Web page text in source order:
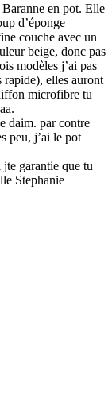
en pot. Elle
d’éponge
couche avec un
beige, donc pas
modèles j’ai pas
rapide), elles auront
microfibre tu
daim. par contre
peu, j’ai le pot
garantie que tu
Stephanie